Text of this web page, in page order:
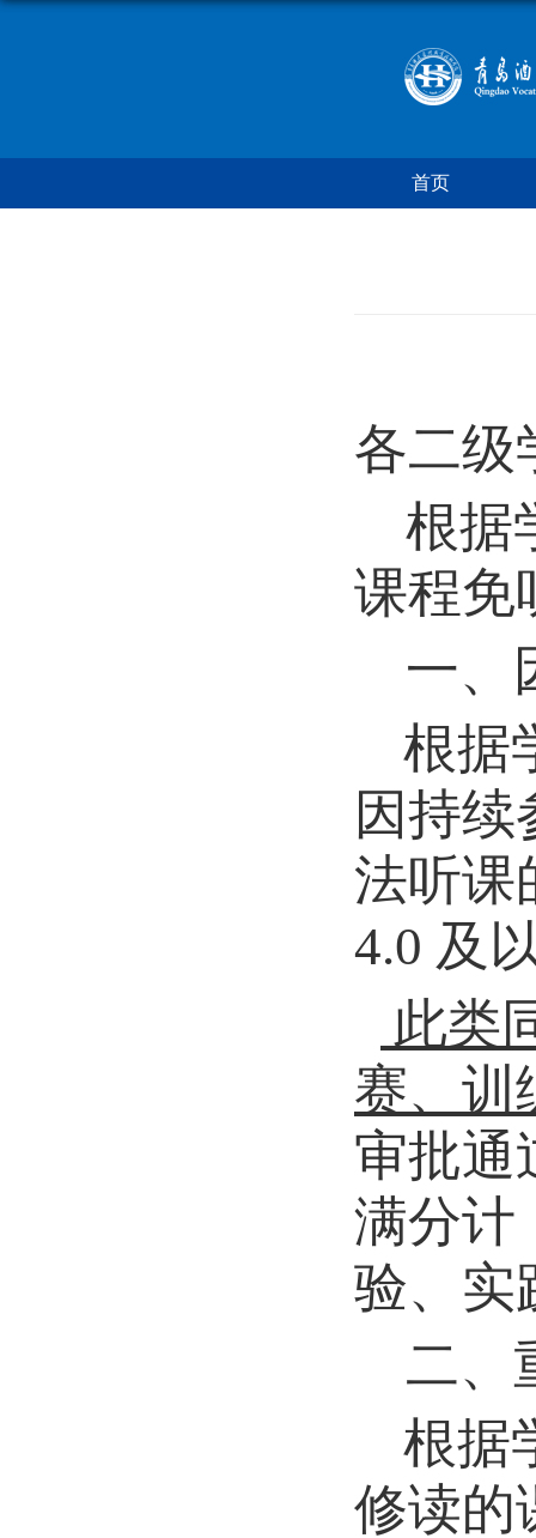
首页
各二级
根据
课程免
一、
根据
因持续
法听课
4.0 及
此类
赛、训
审批通
满分计
验、实
二、
根据
修读的